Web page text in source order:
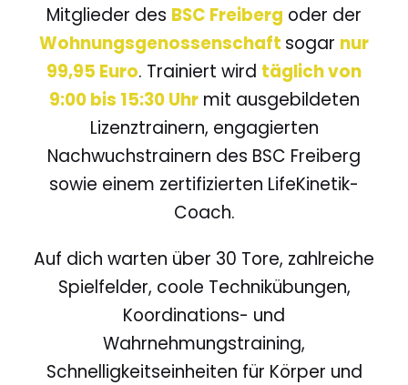
Mitglieder des BSC Freiberg oder der
Wohnungsgenossenschaft sogar nur
99,95 Euro. Trainiert wird täglich von
9:00 bis 15:30 Uhrmit ausgebildeten
Lizenztrainern, engagierten
Nachwuchstrainern des BSC Freiberg
sowie einem zertifizierten LifeKinetik-
Coach.
Auf dich warten über 30 Tore, zahlreiche
Spielfelder, coole Technikübungen,
Koordinations- und
Wahrnehmungstraining,
Schnelligkeitseinheiten für Körper und